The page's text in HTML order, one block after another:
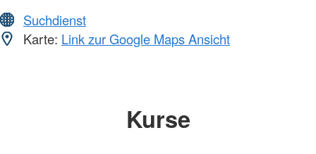
Suchdienst
Karte: Link zur Google Maps Ansicht
Kurse